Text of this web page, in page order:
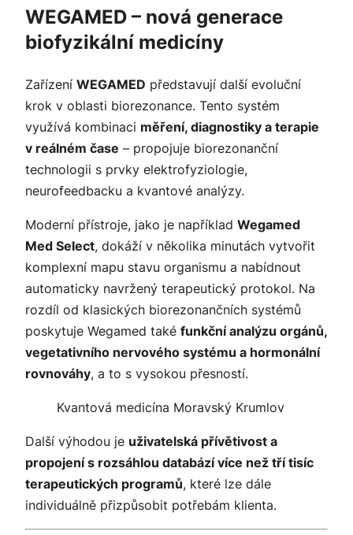
WEGAMED – nová generace
biofyzikální medicíny
Zařízení WEGAMED představují další evoluční
krok v oblasti biorezonance. Tento systém
využívá kombinaci měření, diagnostiky a terapie
v reálném čase – propojuje biorezonanční
technologii s prvky elektrofyziologie,
neurofeedbacku a kvantové analýzy.
Moderní přístroje, jako je například Wegamed
Med Select, dokáží v několika minutách vytvořit
komplexní mapu stavu organismu a nabídnout
automaticky navržený terapeutický protokol. Na
rozdíl od klasických biorezonančních systémů
poskytuje Wegamed také funkční analýzu orgánů,
vegetativního nervového systému a hormonální
rovnováhy, a to s vysokou přesností.
Kvantová medicína Moravský Krumlov
Další výhodou je uživatelská přívětivost a
propojení s rozsáhlou databází více než tří tisíc
terapeutických programů, které lze dále
individuálně přizpůsobit potřebám klienta.